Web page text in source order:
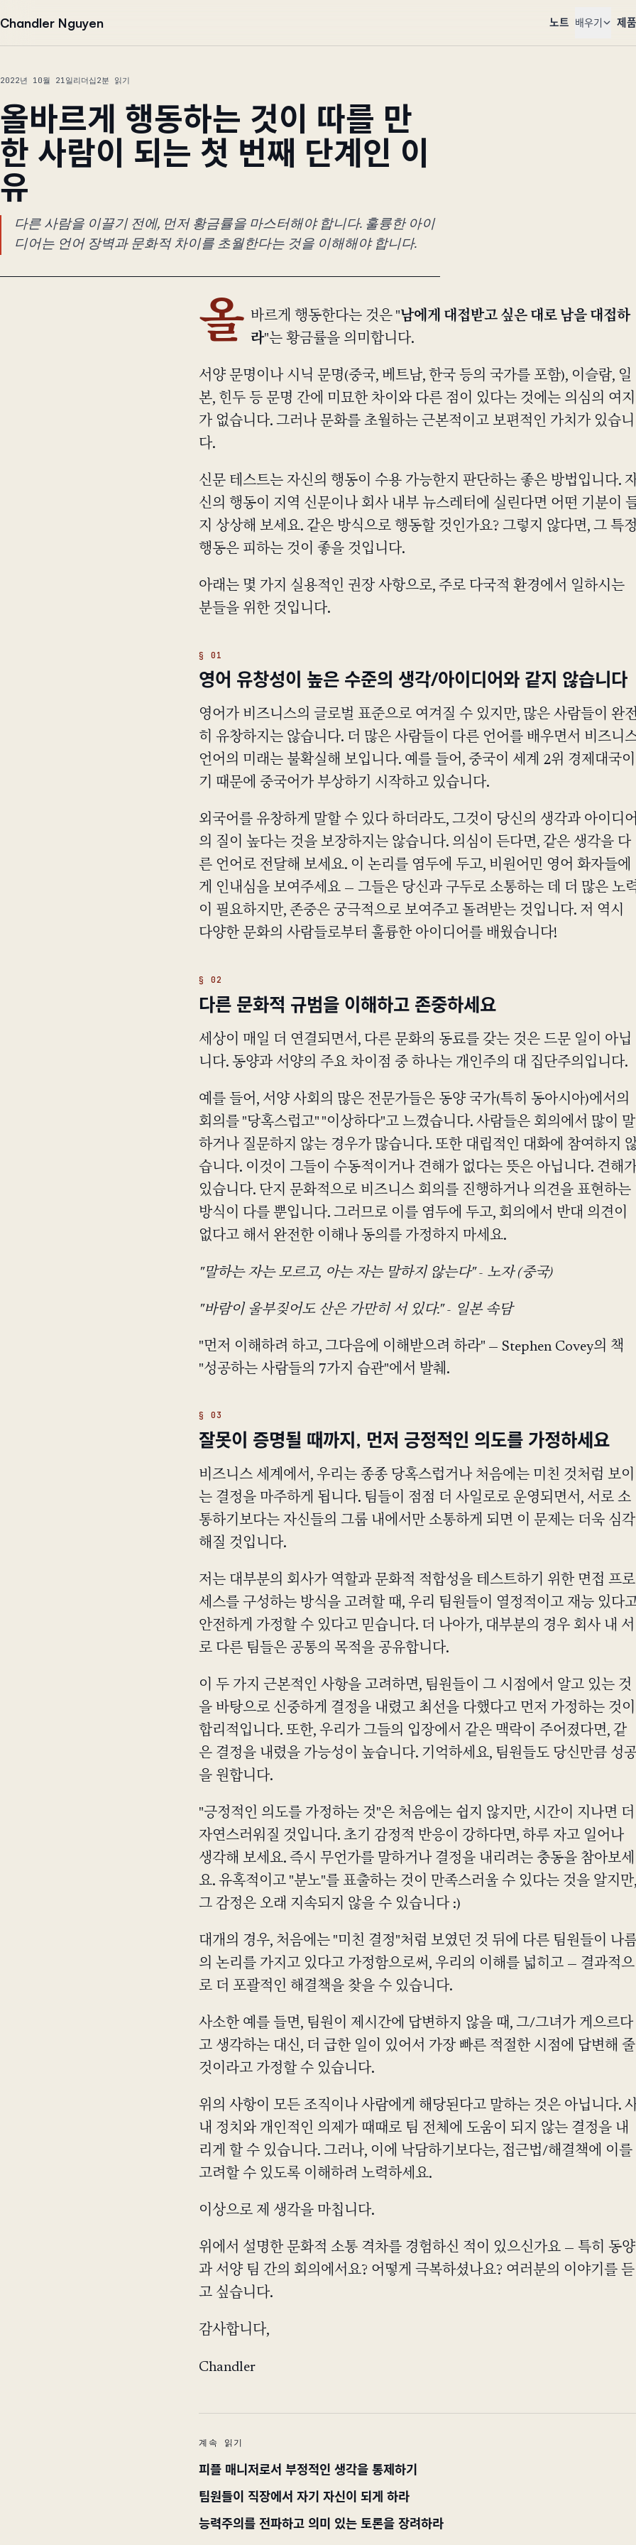
Chandler Nguyen 노트 배우기 제품
2022년 10월 21일리더십2분 읽기
올바르게 행동하는 것이 따를 만
한 사람이 되는 첫 번째 단계인 이
유
다른 사람을 이끌기 전에, 먼저 황금률을 마스터해야 합니다. 훌륭한 아이
디어는 언어 장벽과 문화적 차이를 초월한다는 것을 이해해야 합니다.
올 바르게 행동한다는 것은 "남에게 대접받고 싶은 대로 남을 대접하
라"는 황금률을 의미합니다.
서양 문명이나 시닉 문명(중국, 베트남, 한국 등의 국가를 포함), 이슬람, 일
본, 힌두 등 문명 간에 미묘한 차이와 다른 점이 있다는 것에는 의심의 여지
가 없습니다. 그러나 문화를 초월하는 근본적이고 보편적인 가치가 있습니
다.
신문 테스트는 자신의 행동이 수용 가능한지 판단하는 좋은 방법입니다.
신의 행동이 지역 신문이나 회사 내부 뉴스레터에 실린다면 어떤 기분이
지 상상해 보세요. 같은 방식으로 행동할 것인가요? 그렇지 않다면, 그 특
행동은 피하는 것이 좋을 것입니다.
아래는 몇 가지 실용적인 권장 사항으로, 주로 다국적 환경에서 일하시는
분들을 위한 것입니다.
영어 유창성이 높은 수준의 생각/아이디어와 같지 않습니다
영어가 비즈니스의 글로벌 표준으로 여겨질 수 있지만, 많은 사람들이 완
히 유창하지는 않습니다. 더 많은 사람들이 다른 언어를 배우면서 비즈니
언어의 미래는 불확실해 보입니다. 예를 들어, 중국이 세계 2위 경제대국이
기 때문에 중국어가 부상하기 시작하고 있습니다.
외국어를 유창하게 말할 수 있다 하더라도, 그것이 당신의 생각과 아이디
의 질이 높다는 것을 보장하지는 않습니다. 의심이 든다면, 같은 생각을 다
른 언어로 전달해 보세요. 이 논리를 염두에 두고, 비원어민 영어 화자들에
게 인내심을 보여주세요 — 그들은 당신과 구두로 소통하는 데 더 많은 노
이 필요하지만, 존중은 궁극적으로 보여주고 돌려받는 것입니다. 저 역시
다양한 문화의 사람들로부터 훌륭한 아이디어를 배웠습니다!
다른 문화적 규범을 이해하고 존중하세요
세상이 매일 더 연결되면서, 다른 문화의 동료를 갖는 것은 드문 일이 아닙
니다. 동양과 서양의 주요 차이점 중 하나는 개인주의 대 집단주의입니다.
예를 들어, 서양 사회의 많은 전문가들은 동양 국가(특히 동아시아)에서의
회의를 "당혹스럽고" "이상하다"고 느꼈습니다. 사람들은 회의에서 많이 말
하거나 질문하지 않는 경우가 많습니다. 또한 대립적인 대화에 참여하지
습니다. 이것이 그들이 수동적이거나 견해가 없다는 뜻은 아닙니다. 견해
있습니다. 단지 문화적으로 비즈니스 회의를 진행하거나 의견을 표현하는
방식이 다를 뿐입니다. 그러므로 이를 염두에 두고, 회의에서 반대 의견이
없다고 해서 완전한 이해나 동의를 가정하지 마세요.
"말하는 자는 모르고, 아는 자는 말하지 않는다" - 노자 (중국)
"바람이 울부짖어도 산은 가만히 서 있다." - 일본 속담
"먼저 이해하려 하고, 그다음에 이해받으려 하라" — Stephen Covey의 책
"성공하는 사람들의 7가지 습관"에서 발췌.
잘못이 증명될 때까지, 먼저 긍정적인 의도를 가정하세요
비즈니스 세계에서, 우리는 종종 당혹스럽거나 처음에는 미친 것처럼 보이
는 결정을 마주하게 됩니다. 팀들이 점점 더 사일로로 운영되면서, 서로 소
통하기보다는 자신들의 그룹 내에서만 소통하게 되면 이 문제는 더욱 심각
해질 것입니다.
저는 대부분의 회사가 역할과 문화적 적합성을 테스트하기 위한 면접 프로
세스를 구성하는 방식을 고려할 때, 우리 팀원들이 열정적이고 재능 있다
안전하게 가정할 수 있다고 믿습니다. 더 나아가, 대부분의 경우 회사 내 서
로 다른 팀들은 공통의 목적을 공유합니다.
이 두 가지 근본적인 사항을 고려하면, 팀원들이 그 시점에서 알고 있는 것
을 바탕으로 신중하게 결정을 내렸고 최선을 다했다고 먼저 가정하는 것이
합리적입니다. 또한, 우리가 그들의 입장에서 같은 맥락이 주어졌다면, 같
은 결정을 내렸을 가능성이 높습니다. 기억하세요, 팀원들도 당신만큼 성
을 원합니다.
"긍정적인 의도를 가정하는 것"은 처음에는 쉽지 않지만, 시간이 지나면 더
자연스러워질 것입니다. 초기 감정적 반응이 강하다면, 하루 자고 일어나
생각해 보세요. 즉시 무언가를 말하거나 결정을 내리려는 충동을 참아보세
요. 유혹적이고 "분노"를 표출하는 것이 만족스러울 수 있다는 것을 알지만,
그 감정은 오래 지속되지 않을 수 있습니다 :)
대개의 경우, 처음에는 "미친 결정"처럼 보였던 것 뒤에 다른 팀원들이 나
의 논리를 가지고 있다고 가정함으로써, 우리의 이해를 넓히고 — 결과적으
로 더 포괄적인 해결책을 찾을 수 있습니다.
사소한 예를 들면, 팀원이 제시간에 답변하지 않을 때, 그/그녀가 게으르다
고 생각하는 대신, 더 급한 일이 있어서 가장 빠른 적절한 시점에 답변해 줄
것이라고 가정할 수 있습니다.
위의 사항이 모든 조직이나 사람에게 해당된다고 말하는 것은 아닙니다.
내 정치와 개인적인 의제가 때때로 팀 전체에 도움이 되지 않는 결정을 내
리게 할 수 있습니다. 그러나, 이에 낙담하기보다는, 접근법/해결책에 이를
고려할 수 있도록 이해하려 노력하세요.
이상으로 제 생각을 마칩니다.
위에서 설명한 문화적 소통 격차를 경험하신 적이 있으신가요 — 특히 동양
과 서양 팀 간의 회의에서요? 어떻게 극복하셨나요? 여러분의 이야기를 듣
고 싶습니다.
감사합니다,
Chandler
계속 읽기
피플 매니저로서 부정적인 생각을 통제하기
팀원들이 직장에서 자기 자신이 되게 하라
능력주의를 전파하고 의미 있는 토론을 장려하라